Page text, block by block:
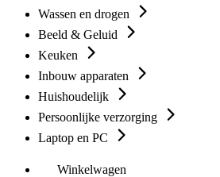
Wassen en drogen
Beeld & Geluid
Keuken
Inbouw apparaten
Huishoudelijk
Persoonlijke verzorging
Laptop en PC
Winkelwagen